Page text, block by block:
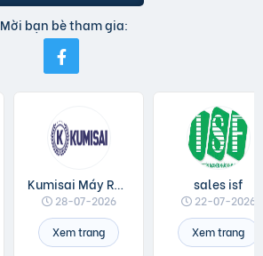
Mời bạn bè tham gia:
Kumisai Máy Rửa Xe
28-07-2026
Xem trang
sales isf
22-07-2026
Xem trang